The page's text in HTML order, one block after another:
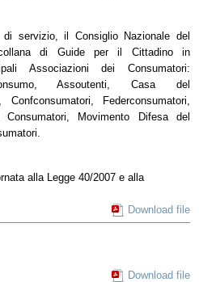
servizio, il Consiglio Nazionale del
di Guide per il Cittadino in
Associazioni dei Consumatori:
Assoutenti, Casa del
Confconsumatori, Federconsumatori,
Consumatori, Movimento Difesa del
alla Legge 40/2007 e alla
Download file
Download file